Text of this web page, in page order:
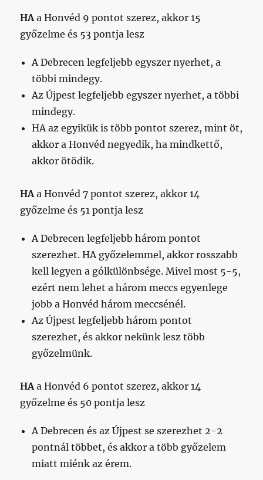
HAa Honvéd 9 pontot szerez, akkor 15
győzelme és 53 pontja lesz
A Debrecen legfeljebb egyszer nyerhet, a
többi mindegy.
Az Újpest legfeljebb egyszer nyerhet, a többi
mindegy.
HA az egyikük is több pontot szerez, mint öt,
akkor a Honvéd negyedik, ha mindkettő,
akkor ötödik.
HAa Honvéd 7 pontot szerez, akkor 14
győzelme és 51 pontja lesz
A Debrecen legfeljebb három pontot
szerezhet. HA győzelemmel, akkor rosszabb
kell legyen a gólkülönbsége. Mivel most 5-5,
ezért nem lehet a három meccs egyenlege
jobb a Honvéd három meccsénél.
Az Újpest legfeljebb három pontot
szerezhet, és akkor nekünk lesz több
győzelmünk.
HAa Honvéd 6 pontot szerez, akkor 14
győzelme és 50 pontja lesz
A Debrecen és az Újpest se szerezhet 2-2
pontnál többet, és akkor a több győzelem
miatt miénk az érem.